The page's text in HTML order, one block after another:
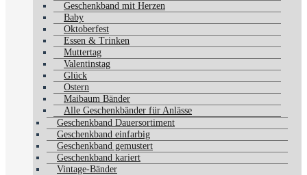
Geschenkband mit Herzen
Baby
Oktoberfest
Essen & Trinken
Muttertag
Valentinstag
Glück
Ostern
Maibaum Bänder
Alle Geschenkbänder für Anlässe
Geschenkband Dauersortiment
Geschenkband einfarbig
Geschenkband gemustert
Geschenkband kariert
Vintage-Bänder